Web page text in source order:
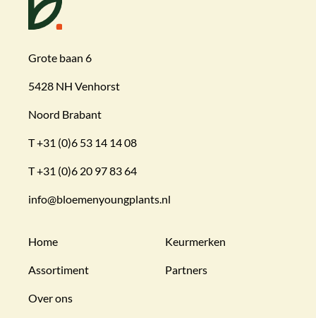
Grote baan 6
5428 NH Venhorst
Noord Brabant
T+31 (0)6 53 14 14 08
T+31 (0)6 20 97 83 64
info@bloemenyoungplants.nl
Home
Assortiment
Over ons
Keurmerken
Partners